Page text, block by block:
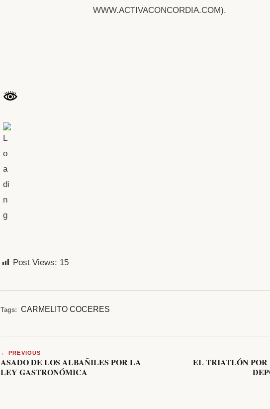
WWW.ACTIVACONCORDIA.COM).
Post Views: 15
Tags: CARMELITO COCERES
← PREVIOUS
ASADO DE LOS ALBAÑILES POR LA
LEY GASTRONÓMICA
EL TRIATLÓN